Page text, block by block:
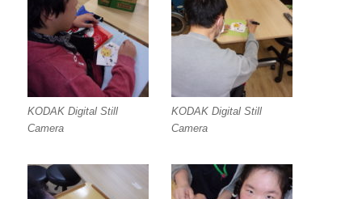
KODAK Digital Still
Camera
KODAK Digital Still
Camera